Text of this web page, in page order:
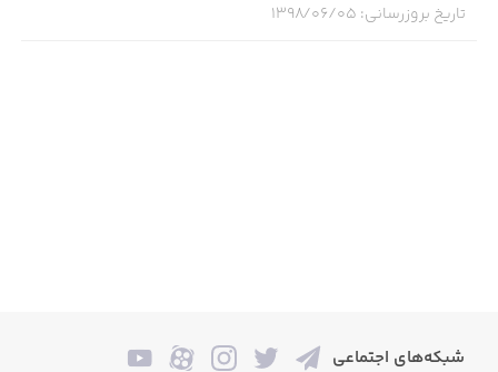
تاریخ بروزرسانی: ۱۳۹۸/۰۶/۰۵
شبکه‌های اجتماعی